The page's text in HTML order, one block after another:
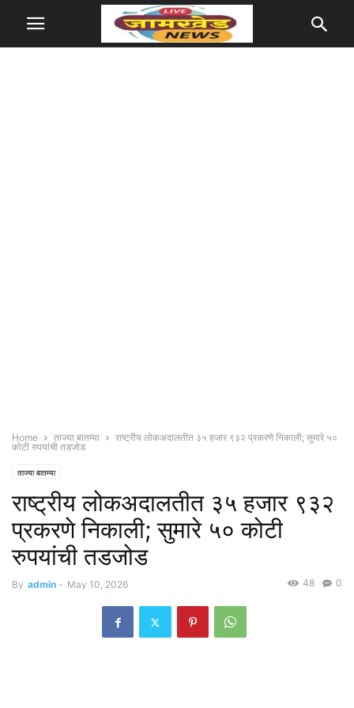
Home ताज्या बातम्या
राष्ट्रीय लोकअदालतीत ३५ हजार ९३२ प्रकरणे निकाली; सुमारे ५०
कोटी रुपयांची तडजोड
ताज्या बातम्या
राष्ट्रीय लोकअदालतीत ३५ हजार ९३२
प्रकरणे निकाली; सुमारे ५० कोटी
रुपयांची तडजोड
By admin - May 10, 2026 0
48